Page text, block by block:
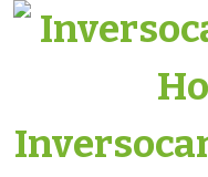
Skip